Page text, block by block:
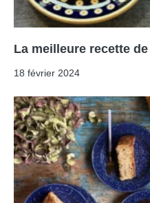
La meilleure recette
18 février 2024